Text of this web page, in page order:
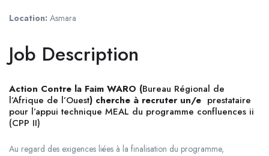
Location: Asmara
Job Description
Action Contre la Faim WARO (Bureau Régional de
l’Afrique de l’Ouest) cherche à recruter un/e prestataire
pour l’appui technique MEAL du programme confluences ii
(CPP II)
Au regard des exigences liées à la finalisation du programme,